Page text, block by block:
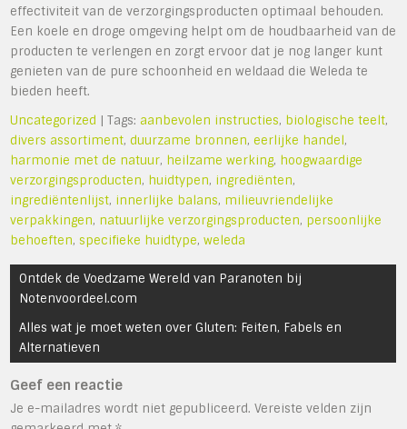
effectiviteit van de verzorgingsproducten optimaal behouden.
Een koele en droge omgeving helpt om de houdbaarheid van de
producten te verlengen en zorgt ervoor dat je nog langer kunt
genieten van de pure schoonheid en weldaad die Weleda te
bieden heeft.
Uncategorized | Tags: aanbevolen instructies, biologische teelt,
divers assortiment,duurzame bronnen,eerlijke handel,
harmonie met de natuur, heilzame werking, hoogwaardige
verzorgingsproducten, huidtypen, ingrediënten,
ingrediëntenlijst, innerlijke balans, milieuvriendelijke
verpakkingen, natuurlijke verzorgingsproducten, persoonlijke
behoeften,specifieke huidtype,weleda
Bericht
navigatie
Ontdek de Voedzame Wereld van Paranoten bij
Notenvoordeel.com
Alles wat je moet weten over Gluten: Feiten, Fabels en
Alternatieven
Geef een reactie
Je e-mailadres wordt niet gepubliceerd. Vereiste velden zijn